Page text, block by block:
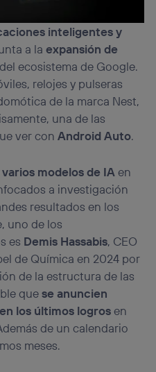
inteligentes y
a laexpansión de
del ecosistema de Google.
relojes y pulseras
de la marca Nest,
una de las
ver conAndroid Auto.
varios modelos de IA en
a investigación
resultados en los
uno de los
es Demis Hassabis, CEO
de Química en 2024 por
de la estructura de las
quese anuncien
los últimos logrosen
de un calendario
meses.